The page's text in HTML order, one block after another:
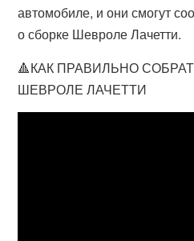
автомобиле, и они смогут
о сборке Шевроле Лачетти.
🔺КАК ПРАВИЛЬНО
ШЕВРОЛЕ ЛАЧЕТТИ